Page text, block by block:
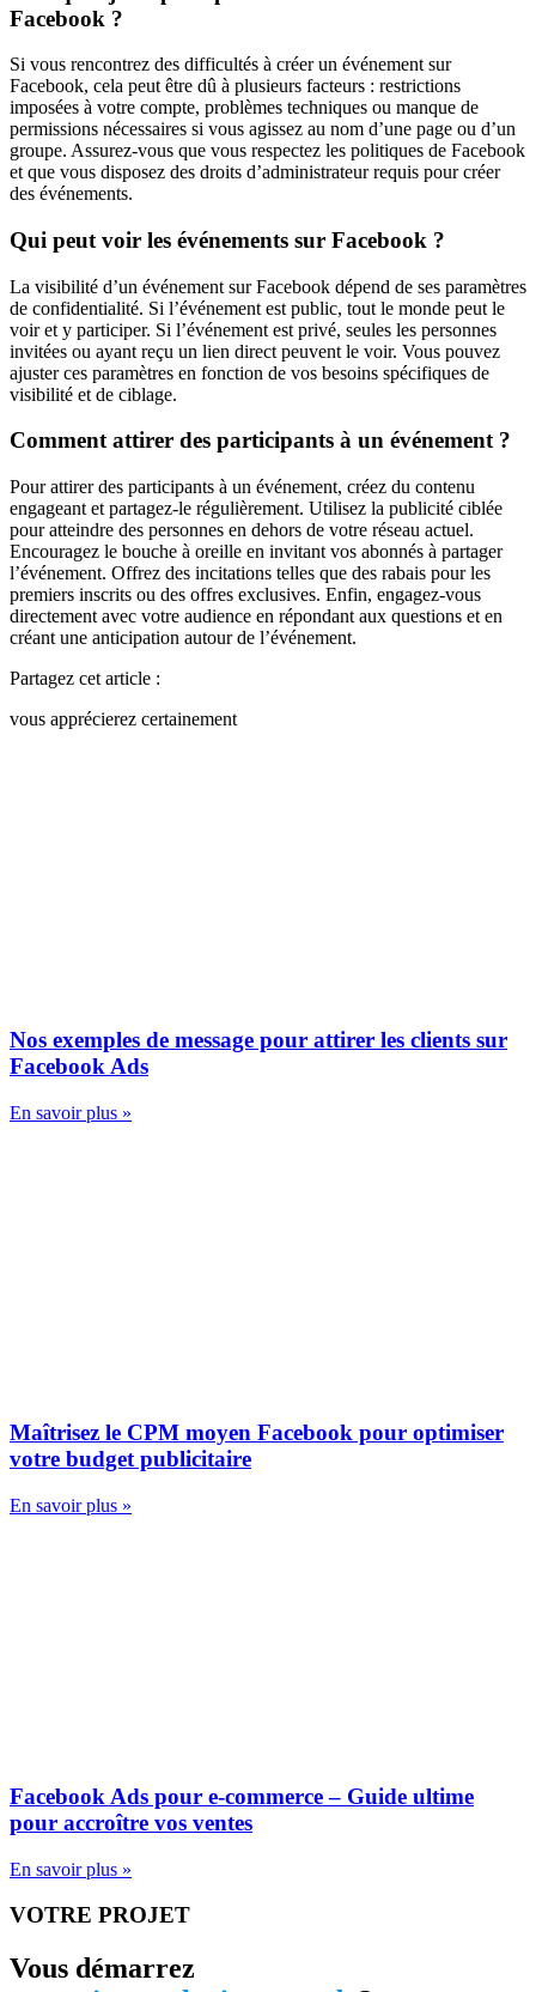
Facebook ?
Si vous rencontrez des difficultés à créer un événement sur
Facebook, cela peut être dû à plusieurs facteurs : restrictions
imposées à votre compte, problèmes techniques ou manque de
permissions nécessaires si vous agissez au nom d’une page ou d’un
groupe. Assurez-vous que vous respectez les politiques de Facebook
et que vous disposez des droits d’administrateur requis pour créer
des événements.
Qui peut voir les événements sur Facebook ?
La visibilité d’un événement sur Facebook dépend de ses paramètres
de confidentialité. Si l’événement est public, tout le monde peut le
voir et y participer. Si l’événement est privé, seules les personnes
invitées ou ayant reçu un lien direct peuvent le voir. Vous pouvez
ajuster ces paramètres en fonction de vos besoins spécifiques de
visibilité et de ciblage.
Comment attirer des participants à un événement ?
Pour attirer des participants à un événement, créez du contenu
engageant et partagez-le régulièrement. Utilisez la publicité ciblée
pour atteindre des personnes en dehors de votre réseau actuel.
Encouragez le bouche à oreille en invitant vos abonnés à partager
l’événement. Offrez des incitations telles que des rabais pour les
premiers inscrits ou des offres exclusives. Enfin, engagez-vous
directement avec votre audience en répondant aux questions et en
créant une anticipation autour de l’événement.
Partagez cet article :
vous apprécierez certainement
Nos exemples de message pour attirer les clients sur
Facebook Ads
En savoir plus »
Maîtrisez le CPM moyen Facebook pour optimiser
votre budget publicitaire
En savoir plus »
Facebook Ads pour e-commerce – Guide ultime
pour accroître vos ventes
En savoir plus »
VOTRE PROJET
Vous démarrez